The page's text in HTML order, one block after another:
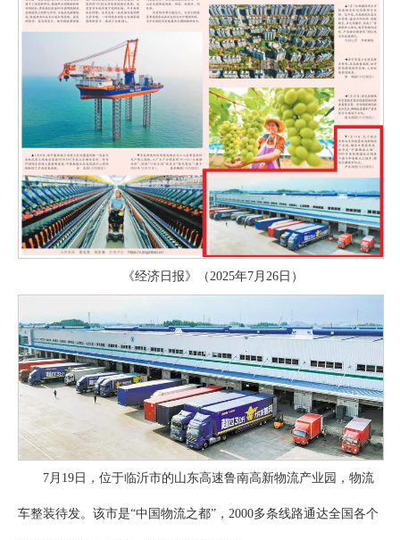
《经济日报》（2025年7月26日）
7月19日，位于临沂市的山东高速鲁南高新物流产业园，物流
车整装待发。该市是“中国物流之都”，2000多条线路通达全国各个